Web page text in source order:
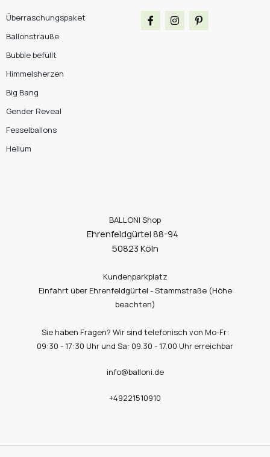
Überraschungspaket
Ballonsträuße
Bubble befüllt
Himmelsherzen
Big Bang
Gender Reveal
Fesselballons
Helium
BALLONI Shop
Ehrenfeldgürtel 88-94
50823 Köln
Kundenparkplatz
Einfahrt über Ehrenfeldgürtel - Stammstraße (Höhe
beachten)
Sie haben Fragen? Wir sind telefonisch von Mo-Fr:
09:30 - 17:30 Uhr und Sa: 09.30 - 17.00 Uhr erreichbar
info@balloni.de
+49221510910